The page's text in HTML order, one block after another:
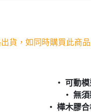
貨，如同時購買此商
‧ 可動模
‧ 無須
‧ 樺木膠合